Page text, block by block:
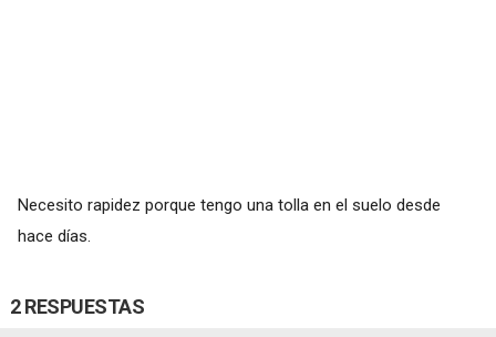
Necesito rapidez porque tengo una tolla en el suelo desde
hace días.
2 RESPUESTAS